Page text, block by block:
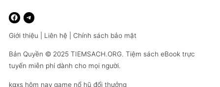
Giới thiệu Liên hệ Chính sách bảo mật
Bản Quyền © 2025 TIEMSACH.ORG. Tiệm sách eBook trực
tuyến miễn phí dành cho mọi người.
kqxs hôm nay game nổ hũ đổi thưởng